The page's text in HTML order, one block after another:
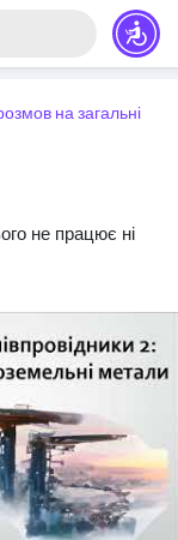
на загальні
не працює ні